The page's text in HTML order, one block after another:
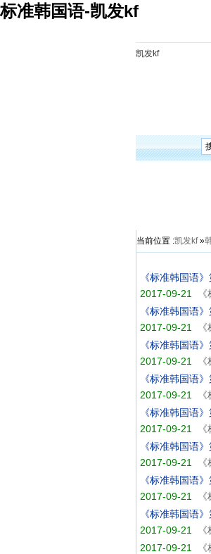
标准韩国语-凯发kf
凯发kf
当前位置 :凯发kf»
《标准韩国语
2017-09-21
《标准韩国语
2017-09-21
《标准韩国语
2017-09-21
《标准韩国语
2017-09-21
《标准韩国语
2017-09-21
《标准韩国语
2017-09-21
《标准韩国语
2017-09-21
《标准韩国语
2017-09-21
2017-09-21